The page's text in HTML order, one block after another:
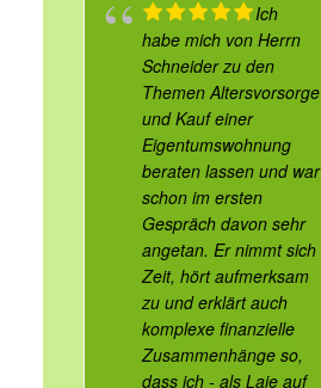
Ich
habe mich von Herrn
Schneider zu den
Themen Altersvorsorge
und Kauf einer
Eigentumswohnung
beraten lassen und war
schon im ersten
Gespräch davon sehr
angetan. Er nimmt sich
Zeit, hört aufmerksam
zu und erklärt auch
komplexe finanzielle
Zusammenhänge so,
dass ich - als Laie auf